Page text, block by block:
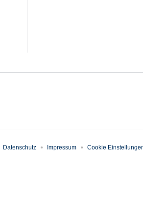
Datenschutz Impressum Cookie